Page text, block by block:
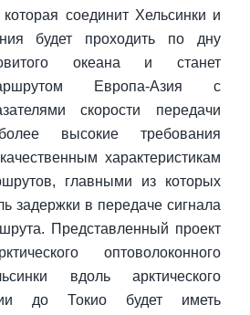
соединит Хельсинки и
будет проходить по дну
океана и станет
Европа-Азия с
скорости передачи
высокие требования
характеристикам
главными из которых
задержки в передаче сигнала
Представленный проект
оптоволоконного
вдоль арктического
до Токио будет иметь